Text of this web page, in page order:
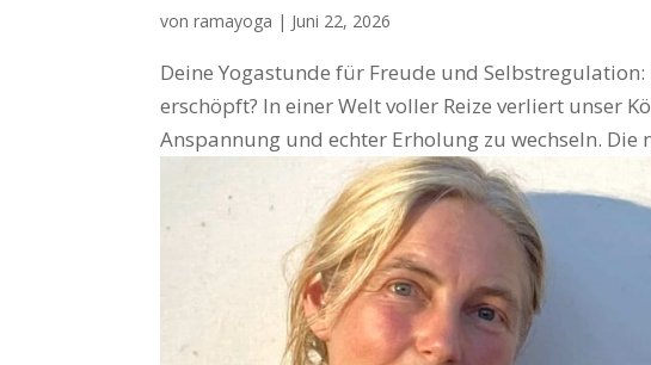
vonramayoga | Juni 22, 2026
Deine Yogastunde für Freude und
erschöpft? In einer Welt voller Reize verliert unser
Anspannung und echter Erholung zu wechseln.